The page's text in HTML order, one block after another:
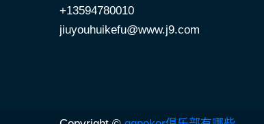
+13594780010
jiuyouhuikefu@www.j9.com